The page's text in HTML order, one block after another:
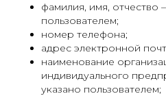
фамилия, имя, отчество
пользователем;
номер телефона;
адрес электронной
наименование
индивидуального
указано пользователем;